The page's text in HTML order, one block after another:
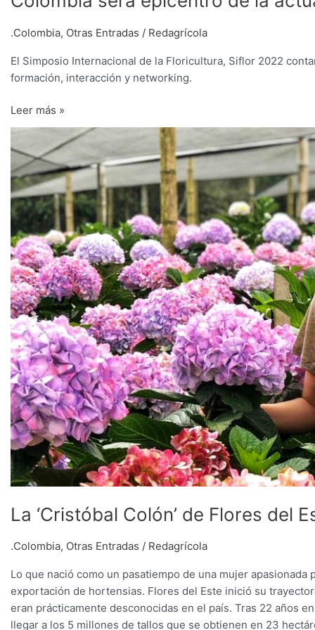
.Colombia, Otras Entradas / Redagrícola
El Simposio Internacional de la Floricultura, Siflor 2022
formación, interacción y networking.
Leer más »
La ‘Cristóbal Colón’ de Flores del
.Colombia, Otras Entradas / Redagrícola
Lo que nació como un pasatiempo de una mujer
exportación de hortensias. Flores del Este inició su
eran prácticamente desconocidas en el país. Tras 22 años
llegar a los 5 millones de tallos que se obtienen en 23
La
‘Cristóbal
Colón’
de
Flores
del
Este